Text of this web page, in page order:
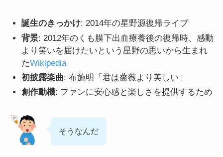
誕生のきっかけ: 2014年の星野源復帰ライブ
背景: 2012年のくも膜下出血療養後の復帰時、感動
より笑いを届けたいという星野の思いから生まれ
たWikipedia
初披露楽曲: 布施明「君は薔薇より美しい」
創作動機: ファンに安心感と楽しさを提供するため
そうなんだ